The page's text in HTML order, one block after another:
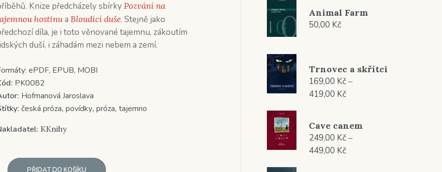
Knize předcházely sbírkyPozvání na
hostinua Bloudící duše. Stejně jako
díla, je i toto věnované tajemnu, zákoutím
duší, i záhadám mezi nebem a zemí.
ePDF, EPUB, MOBI
PK0082
Hofmanová Jaroslava
česká próza, povídky, próza, tajemno
KKnihy
PŘIDAT DO KOŠÍKU
Animal Farm
50,00 Kč
Trnovec a skřítci
169,00 Kč–
419,00 KčRozpětí
až
419,00 Kč
Cave canem
249,00 Kč–
449,00 KčRozpětí